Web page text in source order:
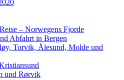
– Norwegens Fjorde
Abfahrt in Bergen
Torvik, Ålesund, Molde und
und Rørvik